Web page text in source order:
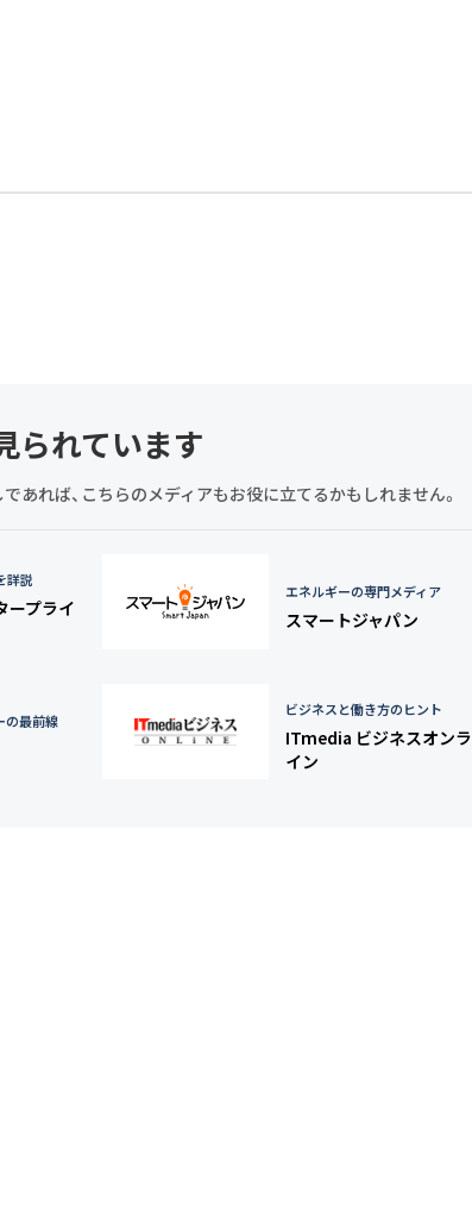
られています
あれば、こちらのメディアもお役に立てるかもしれません。
詳説
ープライ
エネルギーの専門メディア
スマートジャパン
の最前線
ビジネスと働き方のヒント
ITmedia ビジネスオンラ
イン